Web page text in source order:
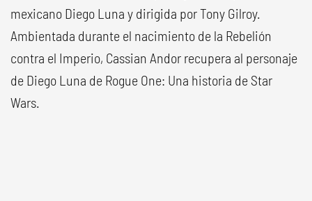
mexicano Diego Luna y dirigida por Tony Gilroy.
Ambientada durante el nacimiento de la Rebelión
contra el Imperio, Cassian Andor recupera al personaje
de Diego Luna de Rogue One: Una historia de Star
Wars.